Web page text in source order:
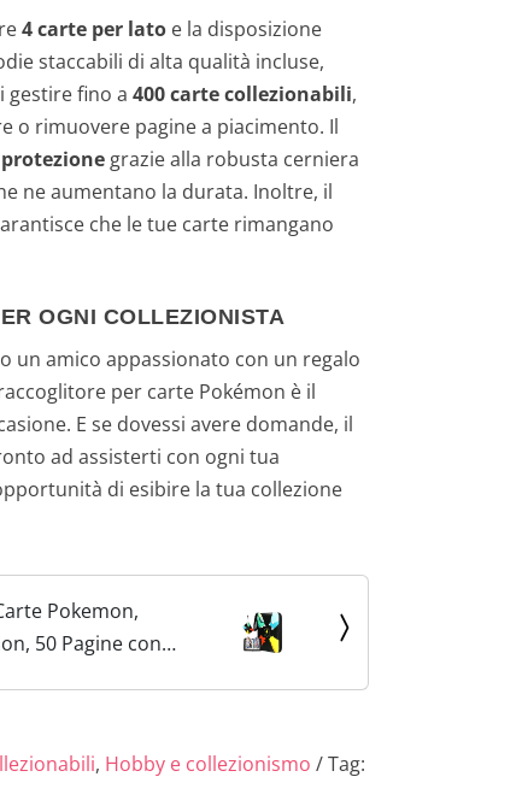
4 carte per latoe la disposizione
staccabili di alta qualità incluse,
gestire fino a 400 carte collezionabili,
o rimuovere pagine a piacimento. Il
grazie alla robusta cerniera
ne aumentano la durata. Inoltre, il
che le tue carte rimangano
OGNI COLLEZIONISTA
un amico appassionato con un regalo
per carte Pokémon è il
E se dovessi avere domande, il
ad assisterti con ogni tua
di esibire la tua collezione
Pokemon,
50 Pagine con
, Hobby e collezionismo
Tag: